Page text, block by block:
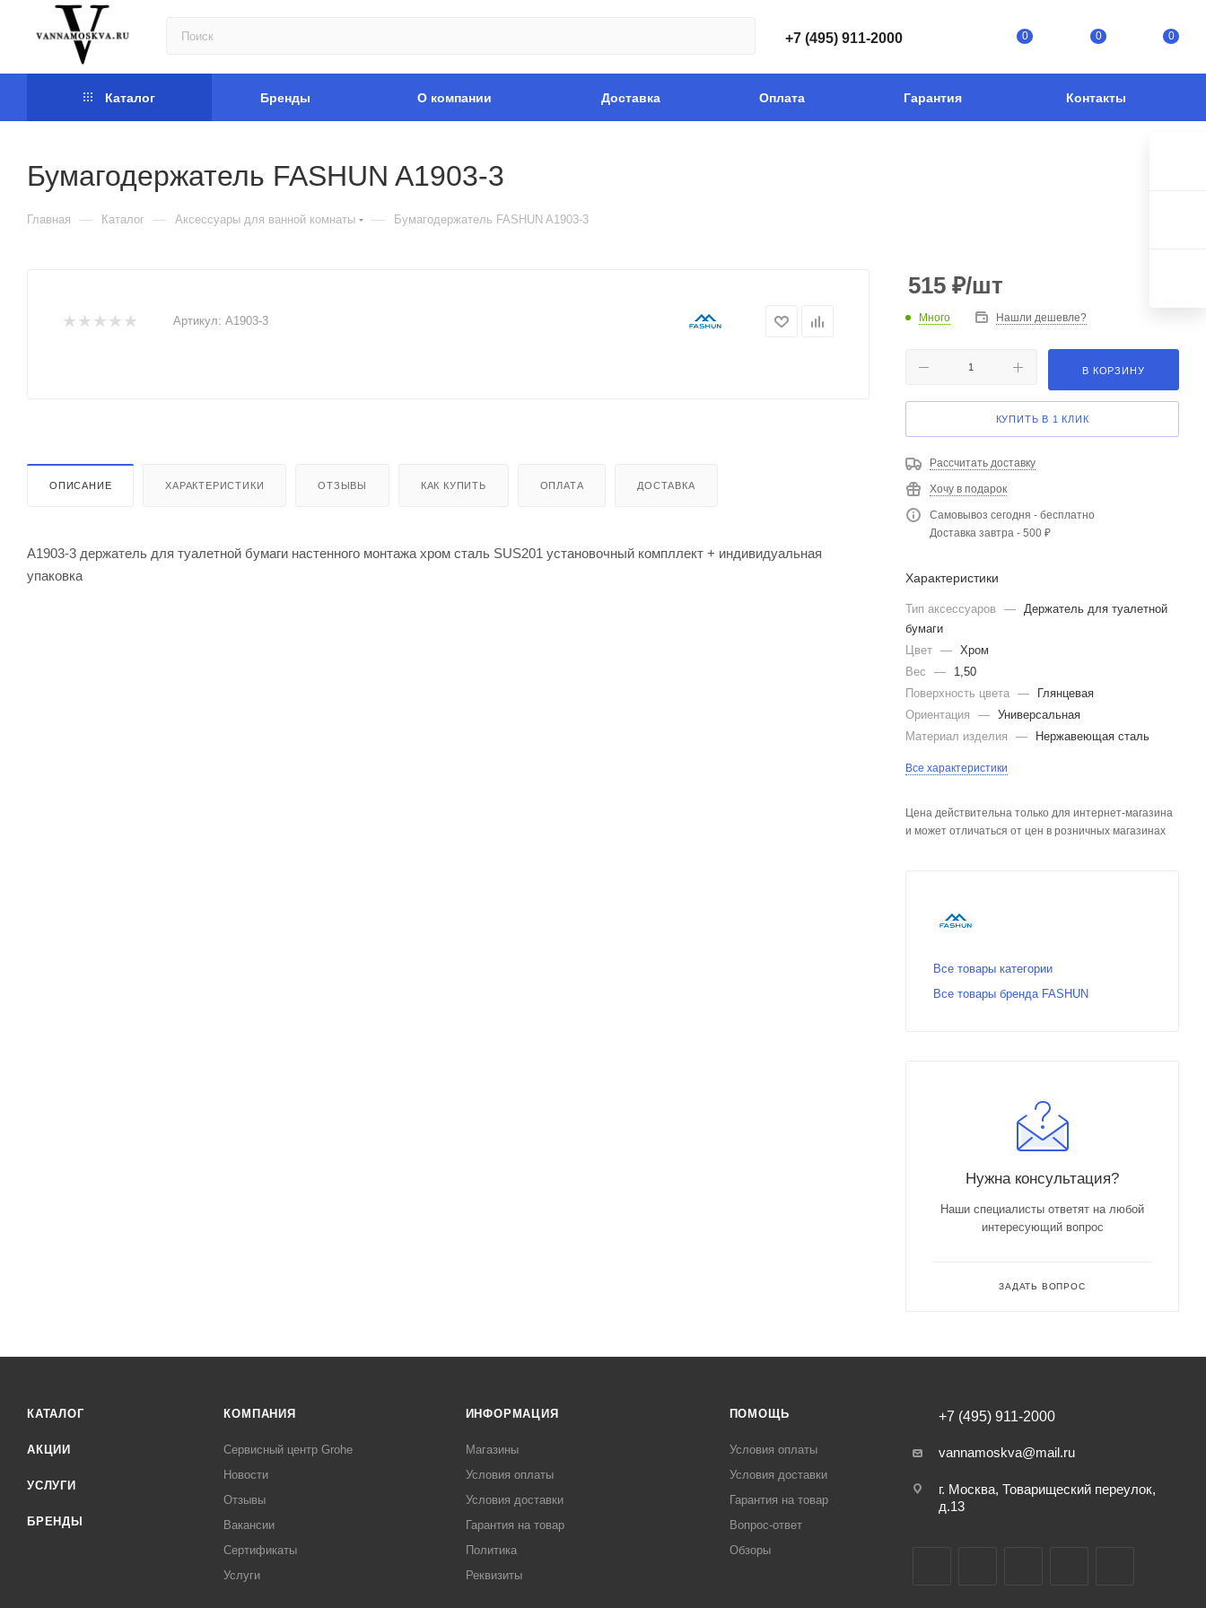
+7 (495) 911-2000 0 0 0
Каталог Бренды О компании Доставка Оплата Гарантия Контакты
Бумагодержатель FASHUN A1903-3
Главная — Каталог — Аксессуары для ванной комнаты — Бумагодержатель FASHUN A1903-3
Артикул: A1903-3
ОПИСАНИЕ ХАРАКТЕРИСТИКИ ОТЗЫВЫ КАК КУПИТЬ ОПЛАТА ДОСТАВКА
A1903-3 держатель для туалетной бумаги настенного монтажа хром сталь SUS201 установочный компллект + индивидуальная
упаковка
515 ₽/шт
Много Нашли дешевле?
В КОРЗИНУ
КУПИТЬ В 1 КЛИК
Рассчитать доставку
Хочу в подарок
Самовывоз сегодня - бесплатно
Доставка завтра - 500 ₽
Характеристики
Тип аксессуаров — Держатель для туалетной
бумаги
Цвет — Хром
Вес
—
1,50
Поверхность цвета —
Глянцевая
Ориентация
— Универсальная
Материал изделия
— Нержавеющая сталь
Все характеристики
Цена действительна только для интернет-магазина
и может отличаться от цен в розничных магазинах
Все товары категории
Все товары бренда FASHUN
Нужна консультация?
Наши специалисты ответят на любой
интересующий вопрос
ЗАДАТЬ ВОПРОС
КАТАЛОГ
АКЦИИ
УСЛУГИ
БРЕНДЫ
КОМПАНИЯ
Сервисный центр Grohe
Новости
Отзывы
Вакансии
Сертификаты
Услуги
ИНФОРМАЦИЯ
Магазины
Условия оплаты
Условия доставки
Гарантия на товар
Политика
Реквизиты
ПОМОЩЬ
Условия оплаты
Условия доставки
Гарантия на товар
Вопрос-ответ
Обзоры
+7 (495) 911-2000
vannamoskva@mail.ru
г. Москва, Товарищеский переулок,
д.13